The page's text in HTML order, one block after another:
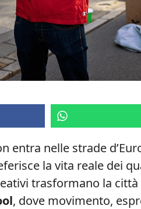
entra nelle strade
la vita reale dei
trasformano la città
, dove movimento,